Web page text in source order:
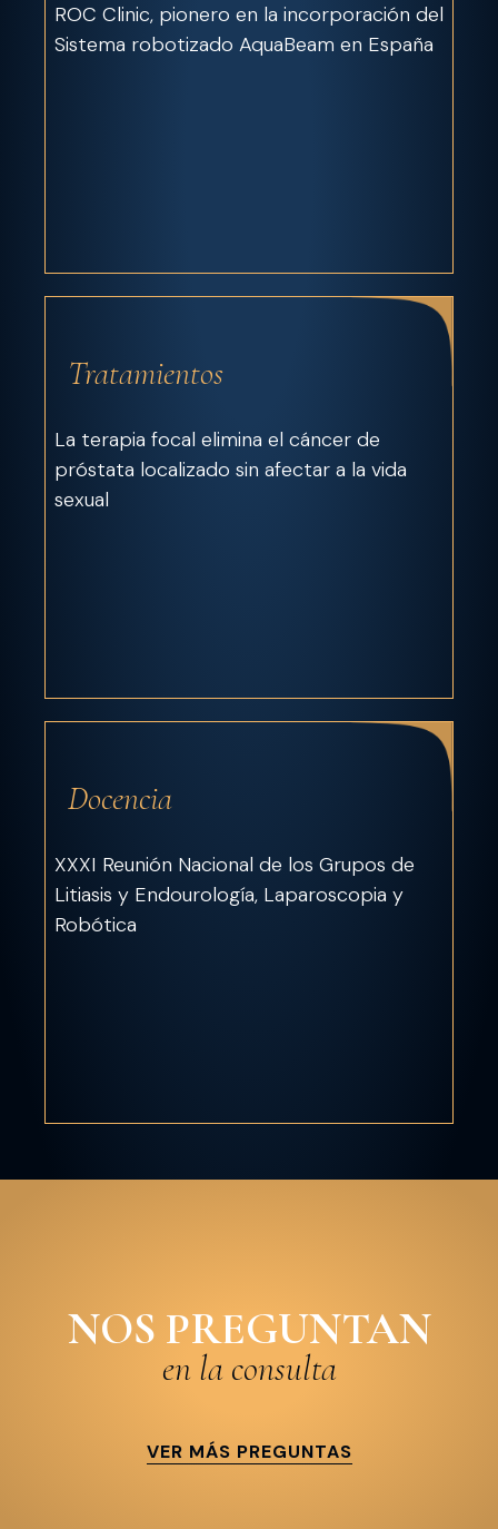
ROC Clinic, pionero en la incorporación del
Sistema robotizado AquaBeam en España
Tratamientos
La terapia focal elimina el cáncer de
próstata localizado sin afectar a la vida
sexual
Docencia
XXXI Reunión Nacional de los Grupos de
Litiasis y Endourología, Laparoscopia y
Robótica
NOS PREGUNTAN
en la consulta
VER MÁS PREGUNTAS